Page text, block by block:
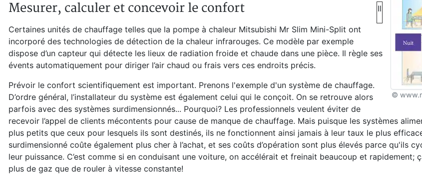
©
Il
Mesurer, calculer et concevoir le confort
Certaines unités de chauffage telles que la pompe à chaleur Mitsubishi Mr Slim Mini-Split ont
incorporé des technologies de détection de la chaleur infrarouges. Ce modèle par exemple
dispose d’un capteur qui détecte les lieux de radiation froide et chaude dans une pièce. Il règle ses
évents automatiquement pour diriger l’air chaud ou frais vers ces endroits précis.
Prévoir le confort scientifiquement est important. Prenons l'exemple d'un système de chauffage.
D’ordre général, l’installateur du système est également celui qui le conçoit. On se retrouve alors
parfois avec des systèmes surdimensionnés... Pourquoi? Les professionnels veulent éviter de
recevoir l’appel de clients mécontents pour cause de manque de chauffage. Mais puisque les systèmes
plus petits que ceux pour lesquels ils sont destinés, ils ne fonctionnent ainsi jamais à leur taux le plus
surdimensionné coûte également plus cher à l’achat, et ses coûts d’opération sont plus élevés parce qu'ils
leur puissance. C’est comme si en conduisant une voiture, on accélérait et freinait beaucoup et rapidement;
plus de gaz que de rouler à vitesse constante!